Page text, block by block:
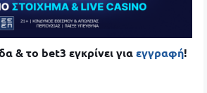
& το bet3 εγκρίνει γιαεγγραφή!